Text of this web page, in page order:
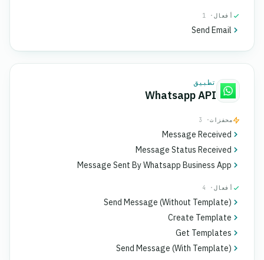
أفعال · 1
Send Email
تطبيق
Whatsapp API
محفزات· 3
Message Received
Message Status Received
Message Sent By Whatsapp Business App
أفعال · 4
Send Message (Without Template)
Create Template
Get Templates
Send Message (With Template)